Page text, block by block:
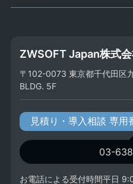
ZWSOFT Japan株式
〒102-0073 東京都千代田区
BLDG. 5F
見積り・導入相談 専用
03-
お電話による受付時間平日